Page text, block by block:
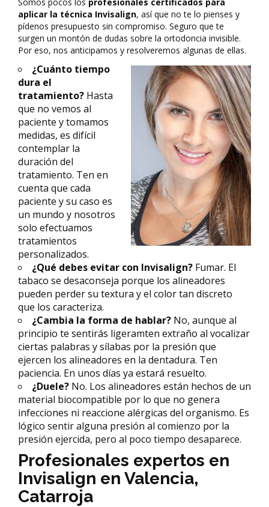
aplicar la técnica Invisalign, así que no te lo pienses y
pídenos presupuesto sin compromiso. Seguro que te
surgen un montón de dudas sobre la ortodoncia invisible.
Por eso, nos anticipamos y resolveremos algunas de ellas.
¿Cuánto tiempo
dura el
tratamiento? Hasta
que no vemos al
paciente y tomamos
medidas, es difícil
contemplar la
duración del
tratamiento. Ten en
cuenta que cada
paciente y su caso es
un mundo y nosotros
solo efectuamos
tratamientos
personalizados.
¿Qué debes evitar con Invisalign? Fumar. El
tabaco se desaconseja porque los alineadores
pueden perder su textura y el color tan discreto
que los caracteriza.
¿Cambia la forma de hablar? No, aunque al
principio te sentirás ligeramten extraño al vocalizar
ciertas palabras y sílabas por la presión que
ejercen los alineadores en la dentadura. Ten
paciencia. En unos días ya estará resuelto.
¿Duele? No. Los alineadores están hechos de un
material biocompatible por lo que no genera
infecciones ni reaccione alérgicas del organismo. Es
lógico sentir alguna presión al comienzo por la
presión ejercida, pero al poco tiempo desaparece.
Profesionales expertos en
Invisalign en Valencia,
Catarroja